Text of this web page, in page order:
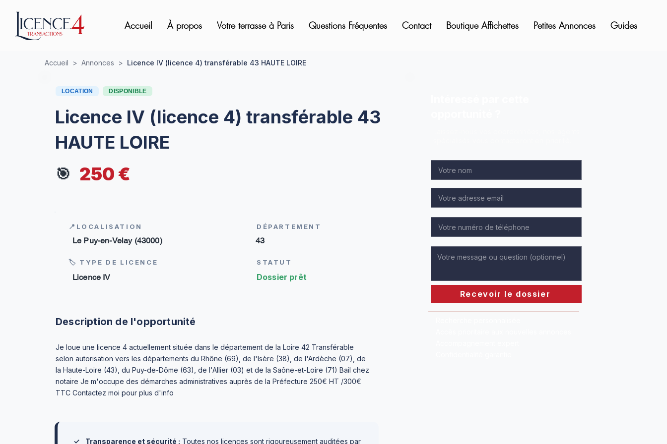
Accueil À propos Votre terrasse à Paris Questions Fréquentes Contact Boutique Affichettes Petites Annonces Guides
Accueil > Annonces > Licence IV (licence 4) transférable 43 HAUTE LOIRE
LOCATION DISPONIBLE
Licence IV (licence 4) transférable 43
HAUTE LOIRE
🎯 250 €
📍LOCALISATION
Le Puy-en-Velay (43000)
🏷 TYPE DE LICENCE
Licence IV
DÉPARTEMENT
43
STATUT
Dossier prêt
Description de l'opportunité
Je loue une licence 4 actuellement située dans le département de la Loire 42 Transférable
selon autorisation vers les départements du Rhône (69), de l'Isère (38), de l'Ardèche (07), de
la Haute-Loire (43), du Puy-de-Dôme (63), de l'Allier (03) et de la Saône-et-Loire (71) Bail chez
notaire Je m'occupe des démarches administratives auprès de la Préfecture 250€ HT /300€
TTC Contactez moi pour plus d'info
✓ Transparence et sécurité : Toutes nos licences sont rigoureusement auditées par
Recevoir le dossier